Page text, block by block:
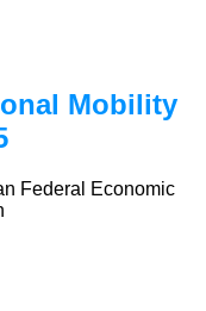
Mobility
Federal Economic